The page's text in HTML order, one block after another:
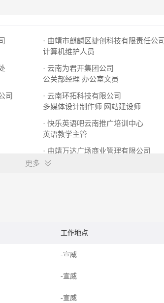
· 曲靖市麒麟区捷创科技有限责任公司
计算机维护人员
· 云南为君开集团公司
公关部经理 办公室文员
司
· 云南环拓科技有限公司
多媒体设计制作师 网站建设师
· 快乐英语吧云南推广培训中心
英语教学主管
· 曲靖万达广场商业管理有限公司
商管班长
更多
工作地点
-宣威
-宣威
-宣威